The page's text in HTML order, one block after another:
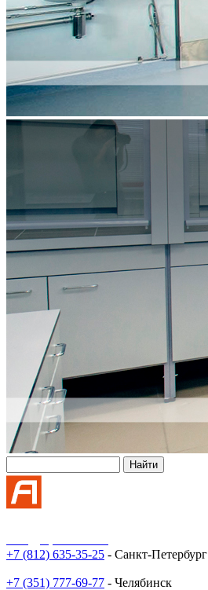
+7 (812) 635-35-25 - Санкт-Петербург
+7 (351) 777-69-77 - Челябинск